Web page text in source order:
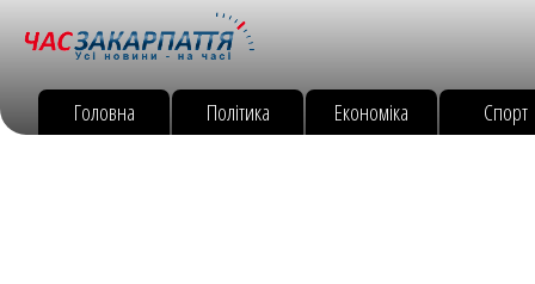
Головна Політика Економіка Спорт